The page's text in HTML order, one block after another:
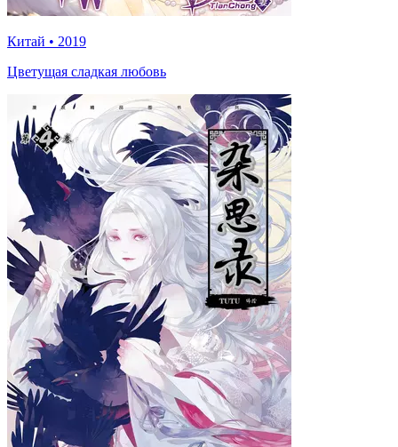
Китай • 2019
Цветущая сладкая любовь